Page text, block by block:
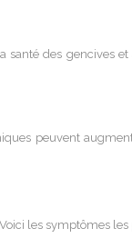
des gencives
peuvent
les symptômes